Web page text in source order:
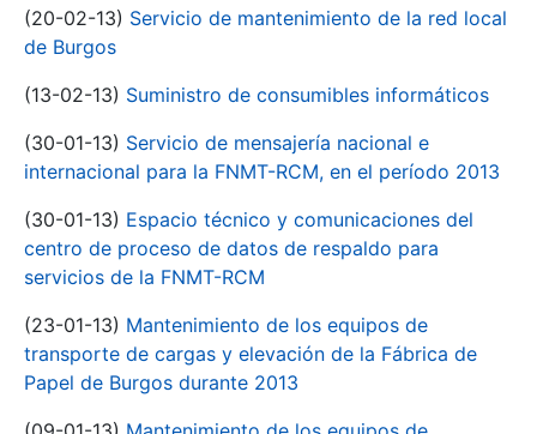
(20-02-13) Servicio de mantenimiento de la red local
de Burgos
(13-02-13) Suministro de consumibles informáticos
(30-01-13) Servicio de mensajería nacional e
internacional para la FNMT-RCM, en el período 2013
(30-01-13) Espacio técnico y comunicaciones del
centro de proceso de datos de respaldo para
servicios de la FNMT-RCM
(23-01-13) Mantenimiento de los equipos de
transporte de cargas y elevación de la Fábrica de
Papel de Burgos durante 2013